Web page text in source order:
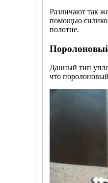
Различают так
помощью
полотне.
Данный тип
что